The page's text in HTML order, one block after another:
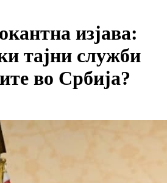
изјава:
тајни служби
во Србија?